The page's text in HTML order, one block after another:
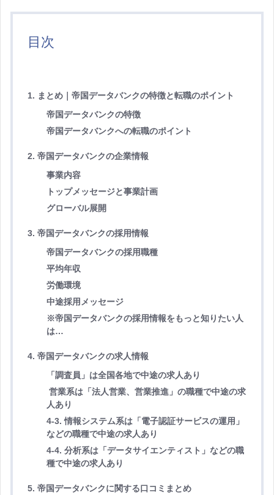
目次
1. まとめ｜帝国データバンクの特徴と転職のポイント
帝国データバンクの特徴
帝国データバンクへの転職のポイント
2. 帝国データバンクの企業情報
事業内容
トップメッセージと事業計画
グローバル展開
3. 帝国データバンクの採用情報
帝国データバンクの採用職種
平均年収
労働環境
中途採用メッセージ
※帝国データバンクの採用情報をもっと知りたい人
は…
4. 帝国データバンクの求人情報
「調査員」は全国各地で中途の求人あり
営業系は「法人営業、営業推進」の職種で中途の求
人あり
4-3. 情報システム系は「電子認証サービスの運用」
などの職種で中途の求人あり
4-4. 分析系は「データサイエンティスト」などの職
種で中途の求人あり
5. 帝国データバンクに関する口コミまとめ